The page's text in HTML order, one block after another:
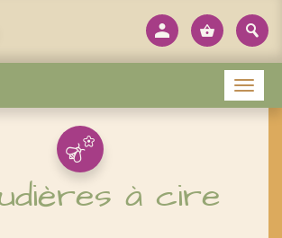
à cire
Menu
cookies